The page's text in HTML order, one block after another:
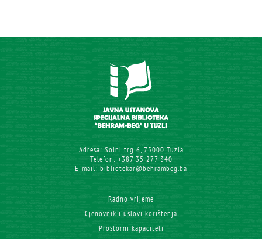
Adresa: Solni trg 6, 75000 Tuzla
Telefon: +387 35 277 340
E-mail: bibliotekar@behrambeg.ba
Radno vrijeme
Cjenovnik i uslovi korištenja
Prostorni kapaciteti